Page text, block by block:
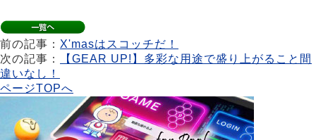
前の記事： X'masはスコッチだ！
次の記事：
【GEAR UP!】多彩な用途で盛り上がること間
違いなし！
ページTOPへ